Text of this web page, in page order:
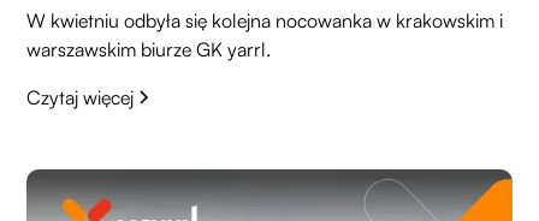
W kwietniu odbyła się kolejna nocowanka w krakowskim i
warszawskim biurze GK yarrl.
Czytaj więcej